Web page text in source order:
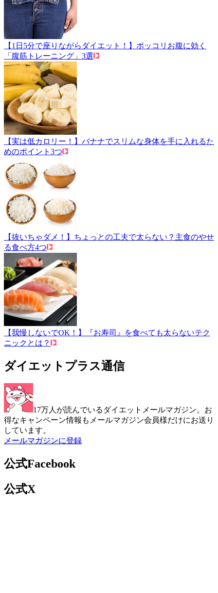
【1日5分で座りながらダイエット！】ポッコリお腹に効く
「腹筋トレーニング」3選
【実は低カロリー！】バナナでスリムな身体を手に入れるた
めのポイント3つ
【抜いちゃダメ！】ちょっとの工夫で太らない？主食のやせ
る食べ方4つ
【我慢しないでOK！】『お寿司』を食べても太らないテク
ニックとは？
ダイエットプラス通信
17万人が読んでいるダイエットメールマガジン。お
得なキャンペーン情報もメールマガジン会員様だけにお送り
しています。
メールマガジンに登録
公式Facebook
公式X